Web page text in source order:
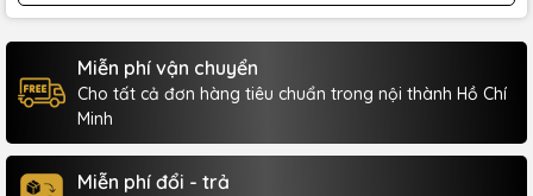
Miễn phí vận chuyển
Cho tất cả đơn hàng tiêu chuẩn trong nội thành Hồ Chí
Minh
Miễn phí đổi - trả